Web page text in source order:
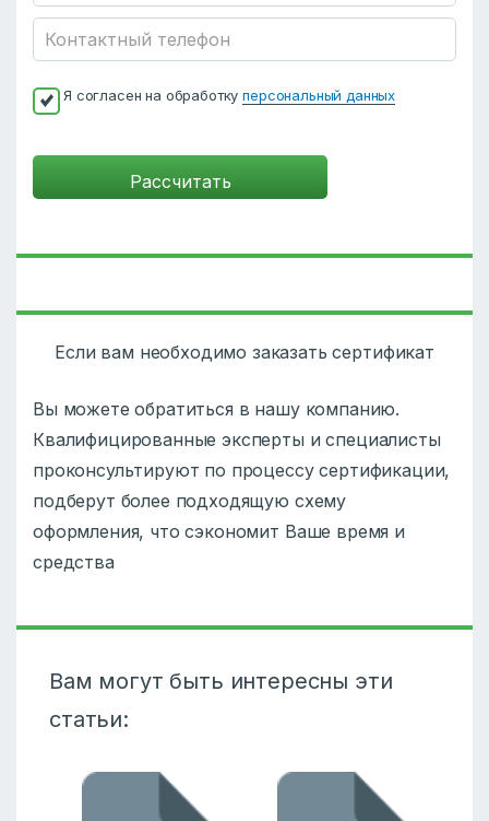
Я согласен на обработкуперсональный данных
Если вам необходимо заказать сертификат
Вы можете обратиться в нашу компанию.
Квалифицированные эксперты и специалисты
проконсультируют по процессу сертификации,
подберут более подходящую схему
оформления, что сэкономит Ваше время и
средства
Вам могут быть интересны эти
статьи: